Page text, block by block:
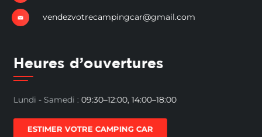
vendezvotrecampingcar@gmail.com
Heures d’ouvertures
Lundi - Samedi : 09:30–12:00, 14:00–18:00
ESTIMER VOTRE CAMPING CAR